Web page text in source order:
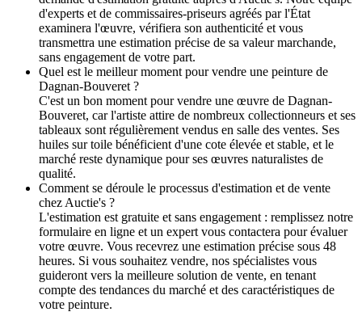
d'experts et de commissaires-priseurs agréés par l'État
examinera l'œuvre, vérifiera son authenticité et vous
transmettra une estimation précise de sa valeur marchande,
sans engagement de votre part.
Quel est le meilleur moment pour vendre une peinture de
Dagnan-Bouveret ?
C'est un bon moment pour vendre une œuvre de Dagnan-
Bouveret, car l'artiste attire de nombreux collectionneurs et ses
tableaux sont régulièrement vendus en salle des ventes. Ses
huiles sur toile bénéficient d'une cote élevée et stable, et le
marché reste dynamique pour ses œuvres naturalistes de
qualité.
Comment se déroule le processus d'estimation et de vente
chez Auctie's ?
L'estimation est gratuite et sans engagement : remplissez notre
formulaire en ligne et un expert vous contactera pour évaluer
votre œuvre. Vous recevrez une estimation précise sous 48
heures. Si vous souhaitez vendre, nos spécialistes vous
guideront vers la meilleure solution de vente, en tenant
compte des tendances du marché et des caractéristiques de
votre peinture.